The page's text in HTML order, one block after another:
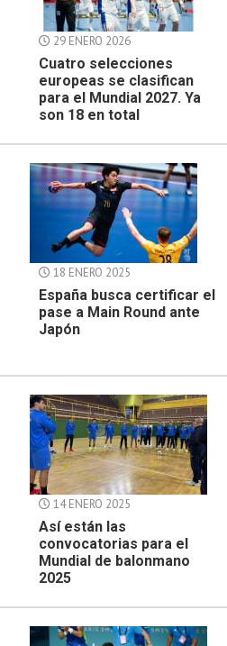
29 ENERO 2026
Cuatro selecciones
europeas se clasifican
para el Mundial 2027. Ya
son 18 en total
18 ENERO 2025
España busca certificar el
pase a Main Round ante
Japón
14 ENERO 2025
Así están las
convocatorias para el
Mundial de balonmano
2025